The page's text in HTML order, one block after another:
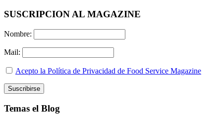
SUSCRIPCION AL MAGAZINE
Nombre:
Mail:
Acepto la Política de Privacidad de Food Service Magazine
Temas el Blog